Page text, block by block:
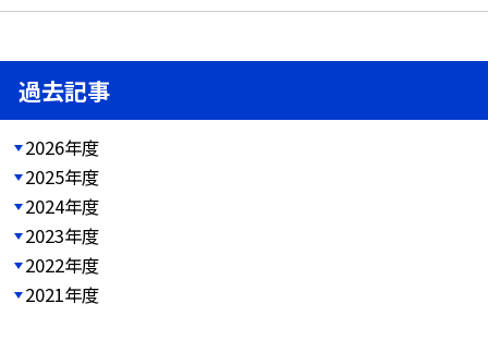
過去記事
2026年度
2025年度
2024年度
2023年度
2022年度
2021年度